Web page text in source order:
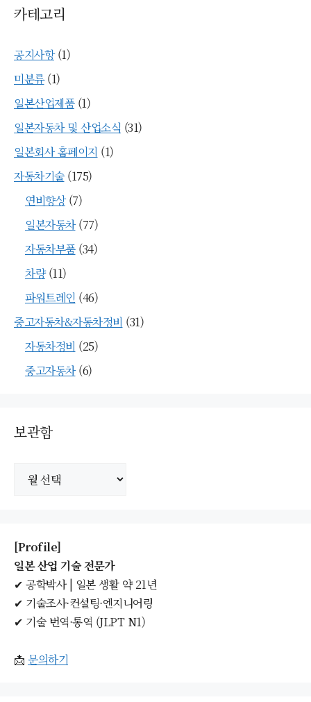
카테고리
공지사항(1)
미분류(1)
일본산업제품(1)
일본자동차 및 산업소식 (31)
일본회사 홈페이지 (1)
자동차기술(175)
연비향상(7)
일본자동차(77)
자동차부품(34)
차량(11)
파워트레인 (46)
중고자동차&자동차정비 (31)
자동차정비 (25)
중고자동차(6)
보관함
[Profile]
일본 산업 기술 전문가
✔ 공학박사 | 일본 생활 약 21년
✔ 기술조사·컨설팅·엔지니어링
✔ 기술 번역·통역 (JLPT N1)
📩 문의하기